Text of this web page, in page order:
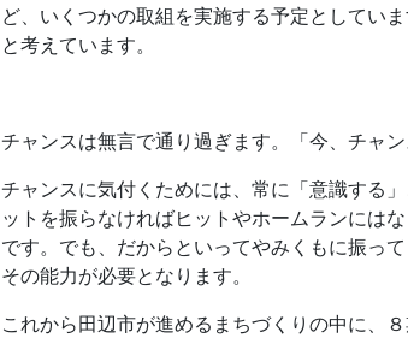
ど、いくつかの取組を実施する予定としてい
と考えています。
チャンスは無言で通り過ぎます。「今、チャ
チャンスに気付くためには、常に「意識する
ットを振らなければヒットやホームランには
です。でも、だからといってやみくもに振っ
その能力が必要となります。
これから田辺市が進めるまちづくりの中に、